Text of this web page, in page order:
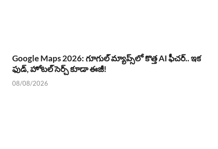
Google Maps 2026: గూగుల్ మ్యాప్స్‌లో కొత్త AI ఫీచర్.. ఇక
ఫుడ్, హోటల్ సెర్చ్ కూడా ఈజీ!
08/08/2026